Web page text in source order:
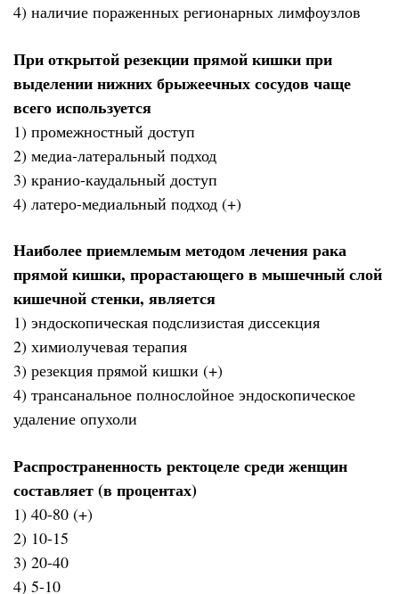
4) наличие пораженных регионарных лимфоузлов
При открытой резекции прямой кишки при
выделении нижних брыжеечных сосудов чаще
всего используется
1) промежностный доступ
2) медиа-латеральный подход
3) кранио-каудальный доступ
4) латеро-медиальный подход (+)
Наиболее приемлемым методом лечения рака
прямой кишки, прорастающего в мышечный слой
кишечной стенки, является
1) эндоскопическая подслизистая диссекция
2) химиолучевая терапия
3) резекция прямой кишки (+)
4) трансанальное полнослойное эндоскопическое
удаление опухоли
Распространенность ректоцеле среди женщин
составляет (в процентах)
1) 40-80 (+)
2) 10-15
3) 20-40
4) 5-10